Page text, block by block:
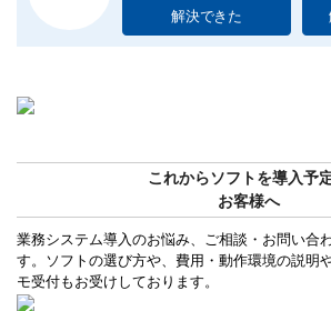
解決できた
これからソフトを導入予
お客様へ
業務システム導入のお悩み、ご相談・お問い合
す。ソフトの選び方や、費用・動作環境の説明
モ受付もお受けしております。